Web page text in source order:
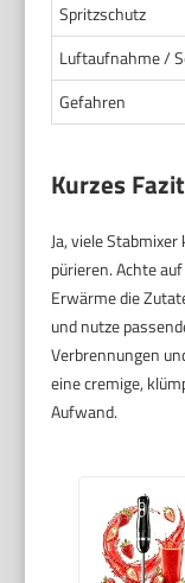
Spritzschutz
Luftaufnahme /
Gefahren
Kurzes Fazit
Ja, viele
pürieren. Achte
Erwärme die
und nutze
Verbrennungen
eine cremige,
Aufwand.